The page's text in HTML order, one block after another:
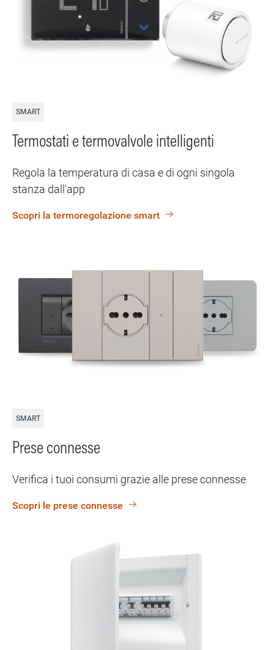
SMART
Termostati e termovalvole intelligenti
Regola la temperatura di casa e di ogni singola
stanza dall'app
Scopri la termoregolazione smart
SMART
Prese connesse
Verifica i tuoi consumi grazie alle prese connesse
Scopri le prese connesse